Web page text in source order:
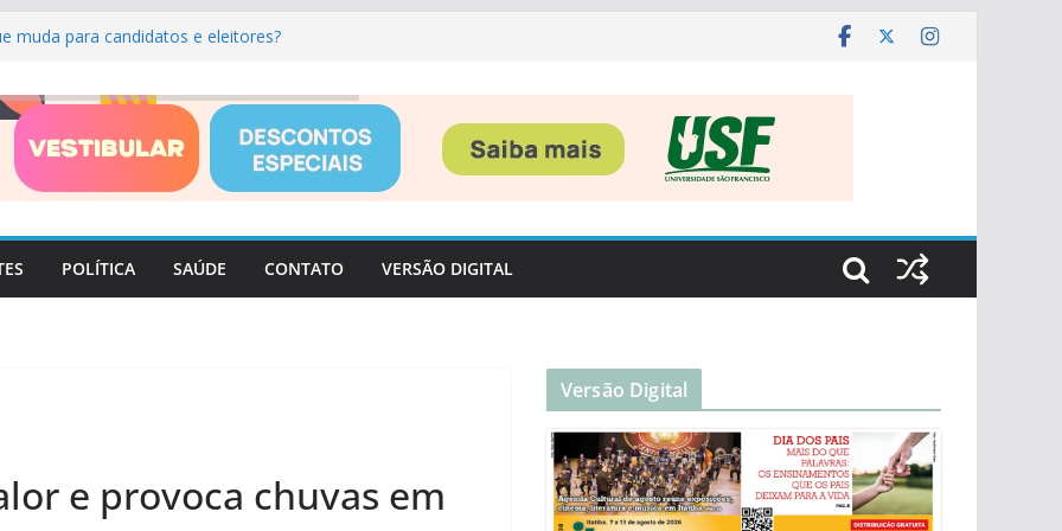
muda para candidatos e eleitores?
agosto reúne exposições, cinema,
Itatiba
prorroga inscrições para nova
atualiza telefones de 24 unidades e
POLÍTICA SAÚDE CONTATO VERSÃO DIGITAL
e provoca chuvas em
Versão Digital